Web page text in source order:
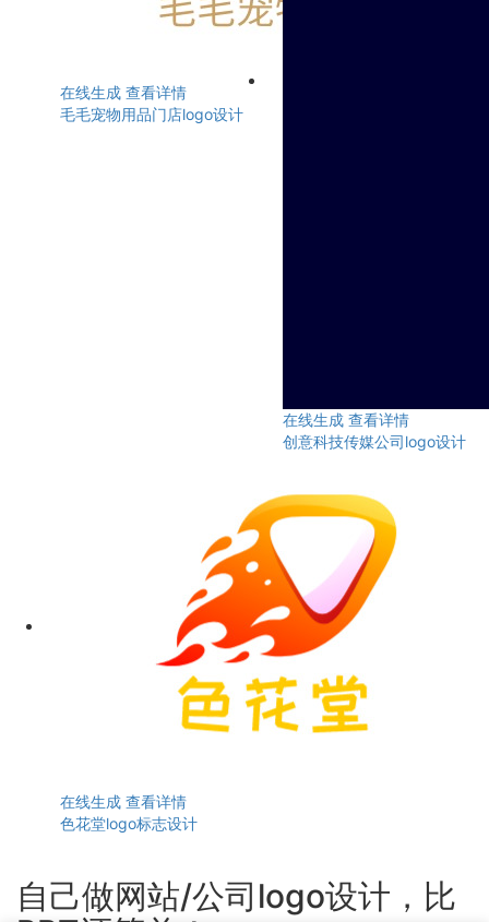
在线生成 查看详情
毛毛宠物用品门店logo设计
在线生成 查看详情
创意科技传媒公司logo设计
在线生成 查看详情
色花堂logo标志设计
自己做网站/公司logo设计，比